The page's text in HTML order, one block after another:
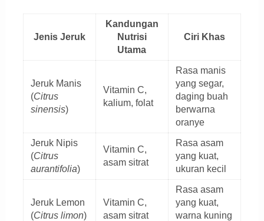
Jenis Jeruk
Kandungan
Nutrisi
Utama
Ciri Khas
Jeruk Manis
(Citrus
sinensis)
Vitamin C,
kalium, folat
Rasa manis
yang segar,
daging buah
berwarna
oranye
Jeruk Nipis
(Citrus
aurantifolia)
Vitamin C,
asam sitrat
Rasa asam
yang kuat,
ukuran kecil
Jeruk Lemon
(Citrus limon)
Vitamin C,
asam sitrat
Rasa asam
yang kuat,
warna kuning